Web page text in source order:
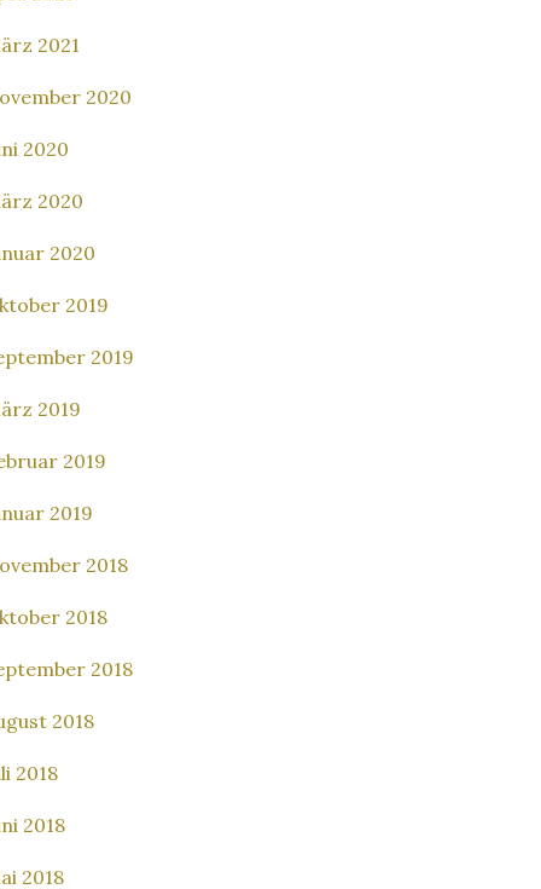
2021
2020
2020
2020
2020
2019
2019
2019
2019
2019
2018
2018
2018
2018
2018
2018
2018